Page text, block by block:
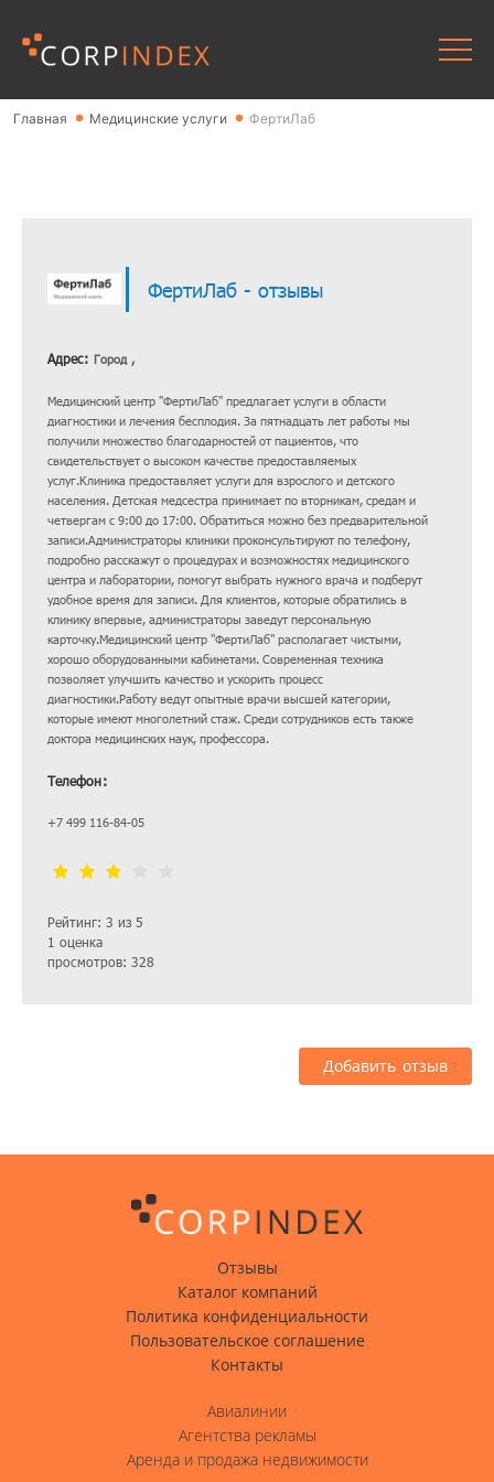
Главная Медицинские услуги ФертиЛаб
ФертиЛаб - отзывы
Адрес: Город ,
Медицинский центр "ФертиЛаб" предлагает услуги в области
диагностики и лечения бесплодия. За пятнадцать лет работы мы
получили множество благодарностей от пациентов, что
свидетельствует о высоком качестве предоставляемых
услуг.Клиника предоставляет услуги для взрослого и детского
населения. Детская медсестра принимает по вторникам, средам и
четвергам с 9:00 до 17:00. Обратиться можно без предварительной
записи.Администраторы клиники проконсультируют по телефону,
подробно расскажут о процедурах и возможностях медицинского
центра и лаборатории, помогут выбрать нужного врача и подберут
удобное время для записи. Для клиентов, которые обратились в
клинику впервые, администраторы заведут персональную
карточку.Медицинский центр "ФертиЛаб" располагает чистыми,
хорошо оборудованными кабинетами. Современная техника
позволяет улучшить качество и ускорить процесс
диагностики.Работу ведут опытные врачи высшей категории,
которые имеют многолетний стаж. Среди сотрудников есть также
доктора медицинских наук, профессора.
Рейтинг: 3 из 5
1 оценка
просмотров: 328
Телефон:
+7 499 116-84-05
Добавить отзыв
Отзывы
Каталог компаний
Политика конфиденциальности
Пользовательское соглашение
Контакты
Авиалинии
Агентства рекламы
Аренда и продажа недвижимости